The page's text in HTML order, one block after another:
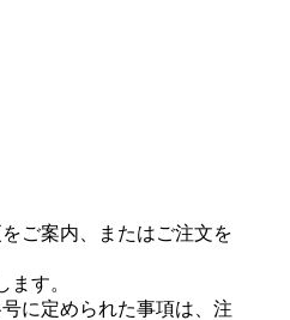
ご案内、またはご注文を
す。
に定められた事項は、注